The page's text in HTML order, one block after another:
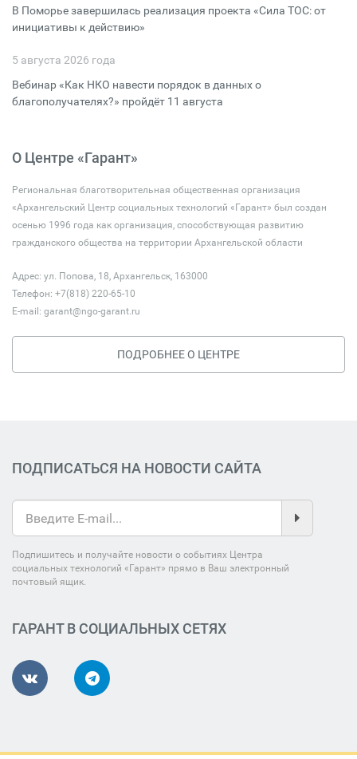
В Поморье завершилась реализация проекта «Сила ТОС: от
инициативы к действию»
5 августа 2026 года
Вебинар «Как НКО навести порядок в данных о
благополучателях?» пройдёт 11 августа
О Центре «Гарант»
Региональная благотворительная общественная организация
«Архангельский Центр социальных технологий «Гарант» был создан
осенью 1996 года как организация, способствующая развитию
гражданского общества на территории Архангельской области
Адрес: ул. Попова, 18, Архангельск, 163000
Телефон: +7(818) 220-65-10
E-mail: garant@ngo-garant.ru
ПОДРОБНЕЕ О ЦЕНТРЕ
ПОДПИСАТЬСЯ НА НОВОСТИ САЙТА
Подпишитесь и получайте новости о событиях Центра
социальных технологий «Гарант» прямо в Ваш электронный
почтовый ящик.
ГАРАНТ В СОЦИАЛЬНЫХ СЕТЯХ